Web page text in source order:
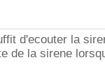
d'ecouter la
de la sirene